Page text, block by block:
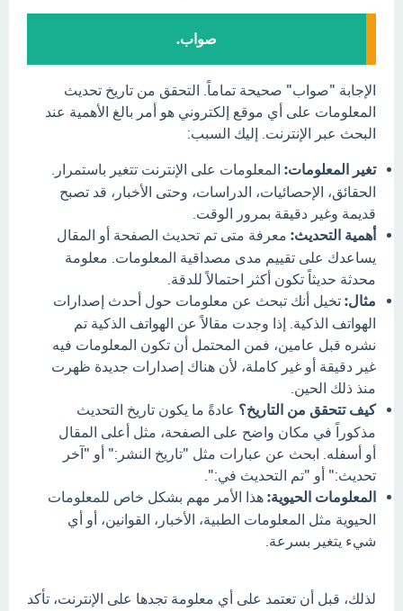
صواب.
الإجابة "صواب" صحيحة تماماً. التحقق من تاريخ تحديث
المعلومات على أي موقع إلكتروني هو أمر بالغ الأهمية عند
البحث عبر الإنترنت. إليك السبب:
تغير المعلومات: المعلومات على الإنترنت تتغير باستمرار.
الحقائق، الإحصائيات، الدراسات، وحتى الأخبار، قد تصبح
قديمة وغير دقيقة بمرور الوقت.
أهمية التحديث: معرفة متى تم تحديث الصفحة أو المقال
يساعدك على تقييم مدى مصداقية المعلومات. معلومة
محدثة حديثاً تكون أكثر احتمالاً للدقة.
مثال: تخيل أنك تبحث عن معلومات حول أحدث إصدارات
الهواتف الذكية. إذا وجدت مقالاً عن الهواتف الذكية تم
نشره قبل عامين، فمن المحتمل أن تكون المعلومات فيه
غير دقيقة أو غير كاملة، لأن هناك إصدارات جديدة ظهرت
منذ ذلك الحين.
كيف تتحقق من التاريخ؟ عادةً ما يكون تاريخ التحديث
مذكوراً في مكان واضح على الصفحة، مثل أعلى المقال
أو أسفله. ابحث عن عبارات مثل "تاريخ النشر:" أو "آخر
تحديث:" أو "تم التحديث في:".
المعلومات الحيوية: هذا الأمر مهم بشكل خاص للمعلومات
الحيوية مثل المعلومات الطبية، الأخبار، القوانين، أو أي
شيء يتغير بسرعة.
لذلك، قبل أن تعتمد على أي معلومة تجدها على الإنترنت، تأكد